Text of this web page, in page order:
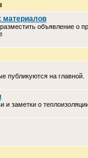
материалов
объявление о
публикуются на главной.
и заметки о